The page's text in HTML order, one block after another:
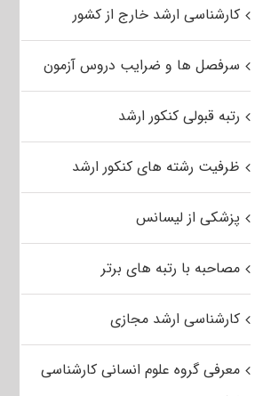
کارشناسی ارشد خارج از کشور
سرفصل ها و ضرایب دروس آزمون
رتبه قبولی کنکور ارشد
ظرفیت رشته های کنکور ارشد
پزشکی از لیسانس
مصاحبه با رتبه های برتر
کارشناسی ارشد مجازی
معرفی گروه علوم انسانی کارشناسی